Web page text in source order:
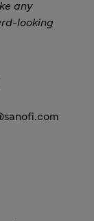
any
looking